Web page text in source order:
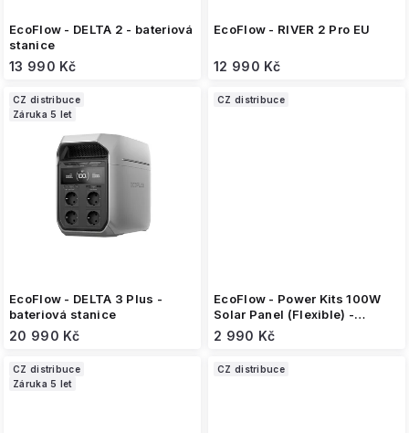
k
t
ů
EcoFlow - DELTA 2 - bateriová
stanice
13 990 Kč
EcoFlow - RIVER 2 Pro EU
12 990 Kč
CZ distribuce
Záruka 5 let
EcoFlow - DELTA 3 Plus -
bateriová stanice
20 990 Kč
CZ distribuce
EcoFlow - Power Kits 100W
Solar Panel (Flexible) -
solární panel
2 990 Kč
CZ distribuce
Záruka 5 let
CZ distribuce